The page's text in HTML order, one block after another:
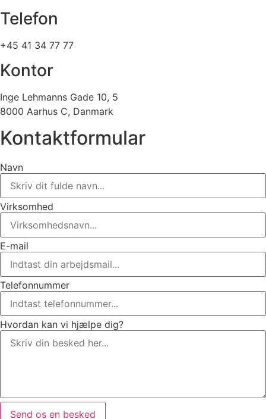
Telefon
+45 41 34 77 77
Kontor
Inge Lehmanns Gade 10, 5
8000 Aarhus C, Danmark
Kontaktformular
Navn
Virksomhed
E-mail
Telefonnummer
Hvordan kan vi hjælpe dig?
Send os en besked